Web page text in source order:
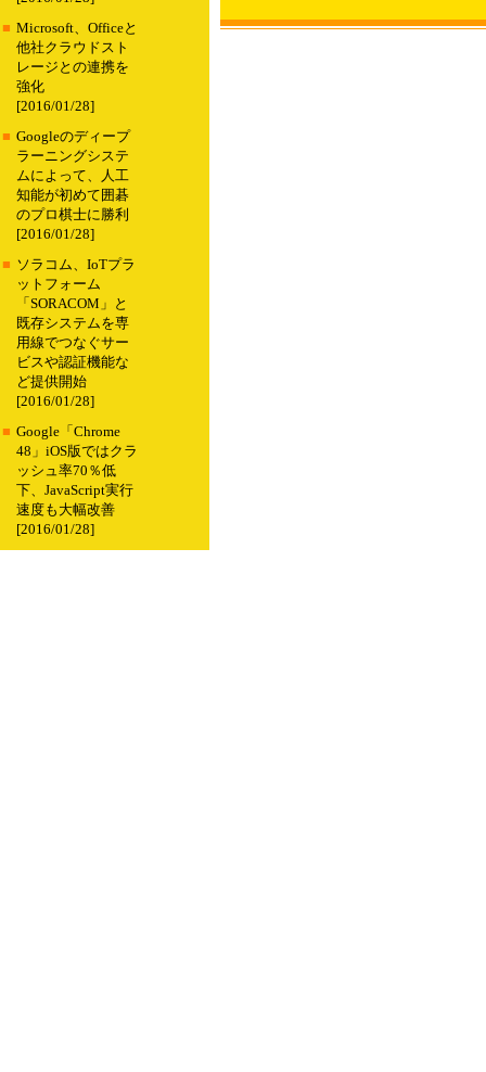
■ Microsoft、Officeと
他社クラウドスト
レージとの連携を
強化
[2016/01/28]
■ Googleのディープ
ラーニングシステ
ムによって、人工
知能が初めて囲碁
のプロ棋士に勝利
[2016/01/28]
■ ソラコム、IoTプラ
ットフォーム
「SORACOM」と
既存システムを専
用線でつなぐサー
ビスや認証機能な
ど提供開始
[2016/01/28]
■ Google「Chrome
48」iOS版ではクラ
ッシュ率70％低
下、JavaScript実行
速度も大幅改善
[2016/01/28]